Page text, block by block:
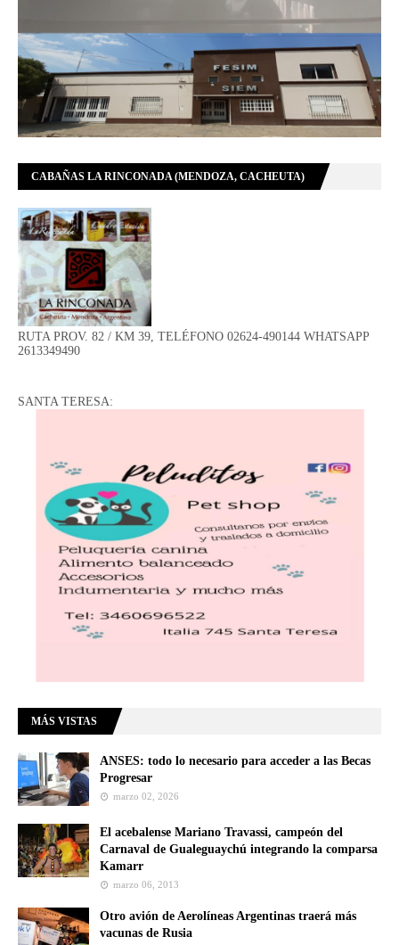
CABAÑAS LA RINCONADA (MENDOZA, CACHEUTA)
RUTA PROV. 82 / KM 39, TELÉFONO 02624-490144 WHATSAPP
2613349490
SANTA TERESA:
MÁS VISTAS
ANSES: todo lo necesario para acceder a las Becas
Progresar
marzo 02, 2026
El acebalense Mariano Travassi, campeón del
Carnaval de Gualeguaychú integrando la comparsa
Kamarr
marzo 06, 2013
Otro avión de Aerolíneas Argentinas traerá más
vacunas de Rusia